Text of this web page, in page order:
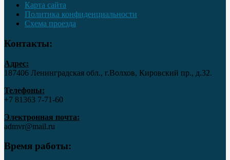
Карта сайта
Политика конфиденциальности
Схема проезда
Контакты:
Адрес:
187406 Ленинградская обл., г.Волхов, Кировский пр., д.32.
Телефоны:
+7 81363 7‑71-60
Электронная почта:
admvr@mail.ru
Время работы: